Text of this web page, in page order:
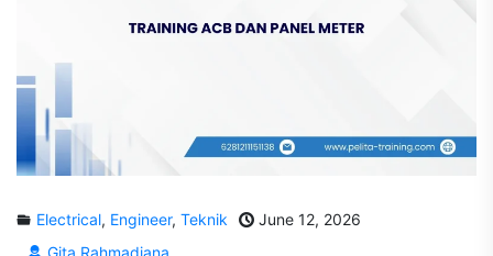
Electrical, Engineer, Teknik
June 12, 2026
Gita Rahmadiana